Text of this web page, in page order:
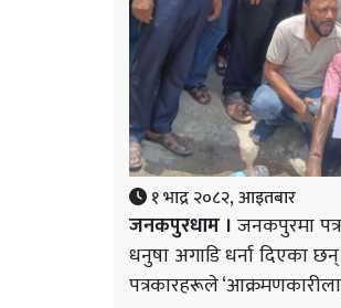
१ भाद्र २०८२, आइतबार
जनकपुरधाम । जनकपुरमा
धनुषा अगाडि धर्ना दिएका
पत्रकारहरूले ‘आक्रमणकारीलाई